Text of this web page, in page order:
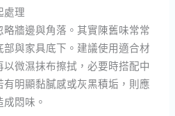
處理
牆邊與角落。其實陳舊味常常
與家具底下。建議使用適合材
微濕抹布擦拭，必要時搭配中
明顯黏膩感或灰黑積垢，則應
悶味。